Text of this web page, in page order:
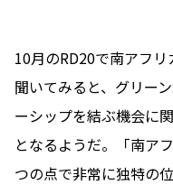
10月のRD20で南アフ
聞いてみると、グリー
ーシップを結ぶ機会に
となるようだ。「南ア
つの点で非常に独特の